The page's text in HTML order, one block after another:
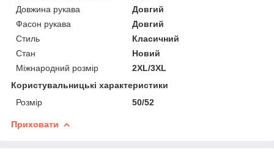
Довжина рукава
Довгий
Фасон рукава
Довгий
Стиль
Класичний
Стан
Новий
Міжнародний розмір
2XL/3XL
Користувальницькі характеристики
Розмір
50/52
Приховати